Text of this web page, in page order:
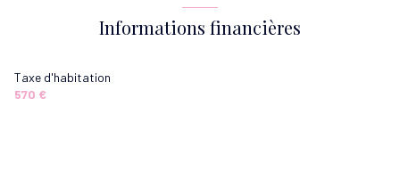
chambre
chambre
Informations financières
Taxe d'habitation
570 €